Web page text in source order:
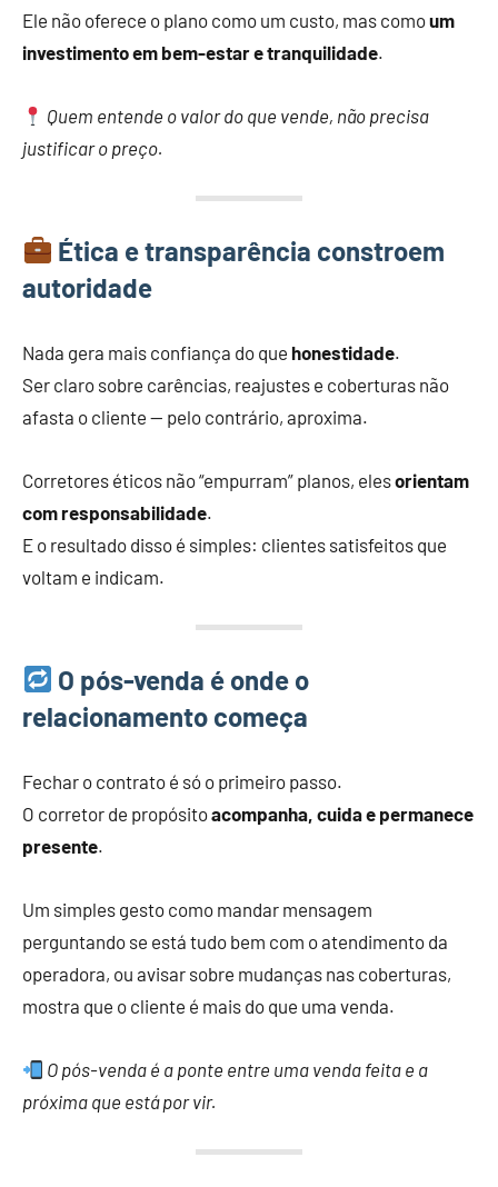
Ele não oferece o plano como um custo, mas comoum
investimento em bem-estar e tranquilidade.
Quem entende o valor do que vende, não precisa
justificar o preço.
Ética e transparência constroem
autoridade
Nada gera mais confiança do que honestidade.
Ser claro sobre carências, reajustes e coberturas não
afasta o cliente — pelo contrário, aproxima.
Corretores éticos não “empurram” planos, elesorientam
com responsabilidade.
E o resultado disso é simples: clientes satisfeitos que
voltam e indicam.
O pós-venda é onde o
relacionamento começa
Fechar o contrato é só o primeiro passo.
O corretor de propósitoacompanha, cuida e permanece
presente.
Um simples gesto como mandar mensagem
perguntando se está tudo bem com o atendimento da
operadora, ou avisar sobre mudanças nas coberturas,
mostra que o cliente é mais do que uma venda.
O pós-venda é a ponte entre uma venda feita e a
próxima que está por vir.